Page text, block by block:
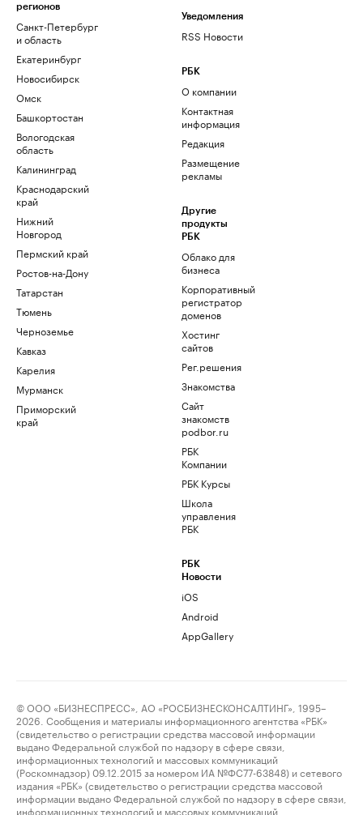
регионов
Санкт-Петербург
и область
Екатеринбург
Новосибирск
Омск
Башкортостан
Вологодская
область
Калининград
Краснодарский
край
Нижний
Новгород
Пермский край
Ростов-на-Дону
Татарстан
Тюмень
Черноземье
Кавказ
Карелия
Мурманск
Приморский
край
Уведомления
RSS Новости
РБК
О компании
Контактная
информация
Редакция
Размещение
рекламы
Другие
продукты
РБК
Облако для
бизнеса
Корпоративный
регистратор
доменов
Хостинг
сайтов
Рег.решения
Знакомства
Сайт
знакомств
podbor.ru
РБК
Компании
РБК Курсы
Школа
управления
РБК
РБК
Новости
iOS
Android
AppGallery
© ООО «БИЗНЕСПРЕСС», АО «РОСБИЗНЕСКОНСАЛТИНГ», 1995–
2026. Сообщения и материалы информационного агентства «РБК»
(свидетельство о регистрации средства массовой информации
выдано Федеральной службой по надзору в сфере связи,
информационных технологий и массовых коммуникаций
(Роскомнадзор) 09.12.2015 за номером ИА №ФС77-63848) и сетевого
издания «РБК» (свидетельство о регистрации средства массовой
информации выдано Федеральной службой по надзору в сфере связи,
информационных технологий и массовых коммуникаций